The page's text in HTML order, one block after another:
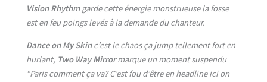
Vision Rhythmgarde cette énergie monstrueuse la fosse
est en feu poings levés à la demande du chanteur.
Dance on My Skinc’est le chaos ça jump tellement fort en
hurlant, Two Way Mirrormarque un moment suspendu
“Paris comment ça va? C’est fou d’être en headline ici on